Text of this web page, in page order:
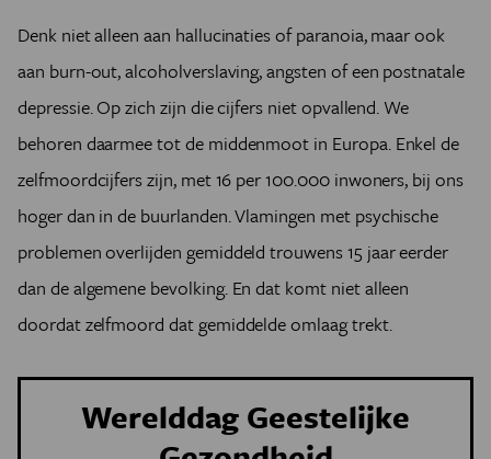
Denk niet alleen aan hallucinaties of paranoia, maar ook
aan burn-out, alcoholverslaving, angsten of een postnatale
depressie. Op zich zijn die cijfers niet opvallend. We
behoren daarmee tot de middenmoot in Europa. Enkel de
zelfmoordcijfers zijn, met 16 per 100.000 inwoners, bij ons
hoger dan in de buurlanden. Vlamingen met psychische
problemen overlijden gemiddeld trouwens 15 jaar eerder
dan de algemene bevolking. En dat komt niet alleen
doordat zelfmoord dat gemiddelde omlaag trekt.
Werelddag Geestelijke